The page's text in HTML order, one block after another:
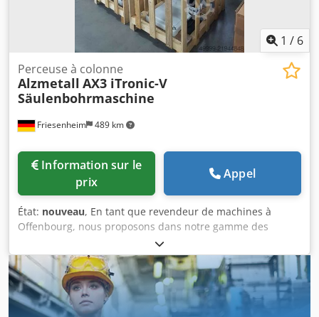
1 / 6
Friesenheim 489 km
Perceuse à colonne
Alzmetall AX3 iTronic-V
Säulenbohrmaschine
prix
Appel
État: nouveau, En tant que revendeur de machines à
Offenbourg, nous proposons dans notre gamme des
perceuses d'établi et des perceuses à colonne ALZMETALL
neuves et d'occasion. Vous pouvez obtenir un aperçu des
perceuses sur notre page d'accueil. Si vous avez des
questions, appelez-nous. Nous vous proposons ici la
nouvelle série de perceuses à colonne ALZMETALL avec